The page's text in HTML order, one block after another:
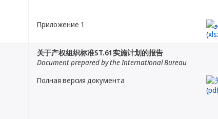
Приложение 1
关于产权组织标准ST.61实施计划的报告
Document prepared by the International Bureau
Полная версия документа